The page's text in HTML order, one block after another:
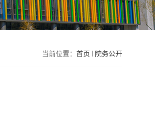
当前位置： 首页 院务公开